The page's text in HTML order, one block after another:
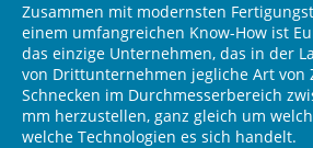
Zusammen mit modernsten
einem umfangreichen Know-How ist
das einzige Unternehmen, das in der
von Drittunternehmen jegliche Art von
Schnecken im Durchmesserbereich
mm herzustellen, ganz gleich um
welche Technologien es sich handelt.